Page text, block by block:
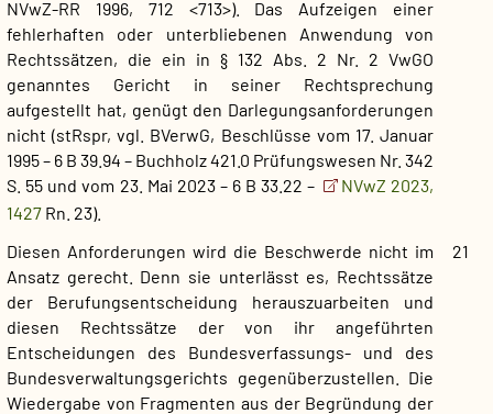
NVwZ-RR 1996, 712 <713>). Das Aufzeigen einer
fehlerhaften oder unterbliebenen Anwendung von
Rechtssätzen, die ein in § 132 Abs. 2 Nr. 2 VwGO
genanntes Gericht in seiner Rechtsprechung
aufgestellt hat, genügt den Darlegungsanforderungen
nicht (stRspr, vgl. BVerwG, Beschlüsse vom 17. Januar
1995 – 6 B 39.94 – Buchholz 421.0 Prüfungswesen Nr. 342
S. 55 und vom 23. Mai 2023 – 6 B 33.22 –
NVwZ 2023,
1427 Rn. 23).
21
Diesen Anforderungen wird die Beschwerde nicht im
Ansatz gerecht. Denn sie unterlässt es, Rechtssätze
der Berufungsentscheidung herauszuarbeiten und
diesen Rechtssätze der von ihr angeführten
Entscheidungen des Bundesverfassungs- und des
Bundesverwaltungsgerichts gegenüberzustellen. Die
Wiedergabe von Fragmenten aus der Begründung der